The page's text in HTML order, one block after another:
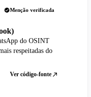
Menção verificada
do OSINT
respeitadas do
Ver código-fonte